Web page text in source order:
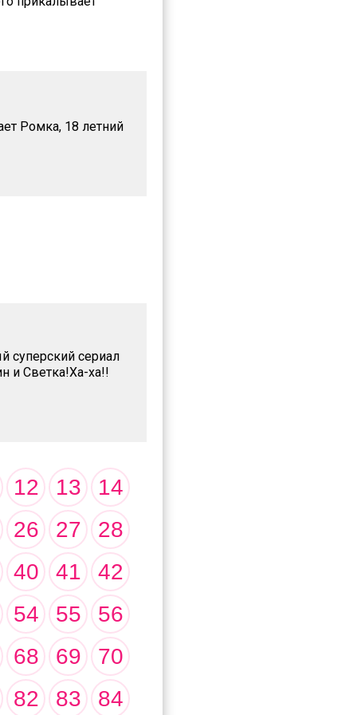
Ромка, 18 летний
суперский сериал
и Светка!Ха-ха!!
12 13
14
26 27
28
40 41
42
54 55
56
68 69
70
82 83 84